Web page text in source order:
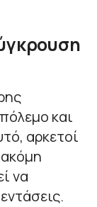
και
αρκετοί
να